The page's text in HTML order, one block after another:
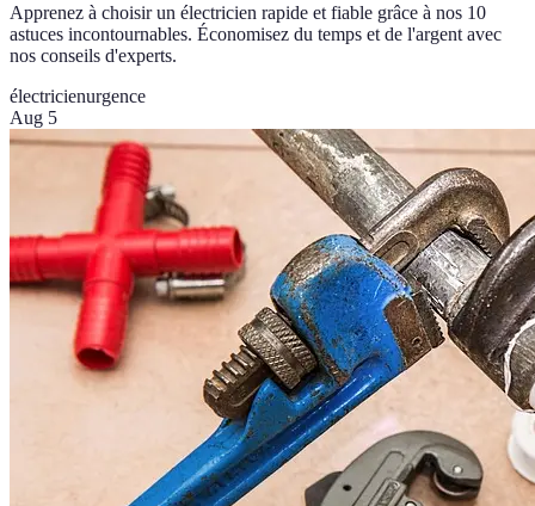
Apprenez à choisir un électricien rapide et fiable grâce à nos 10
astuces incontournables. Économisez du temps et de l'argent avec
nos conseils d'experts.
électricienurgence
Aug 5